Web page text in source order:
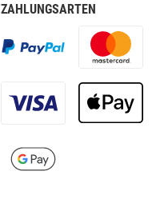
ZAHLUNGSARTEN